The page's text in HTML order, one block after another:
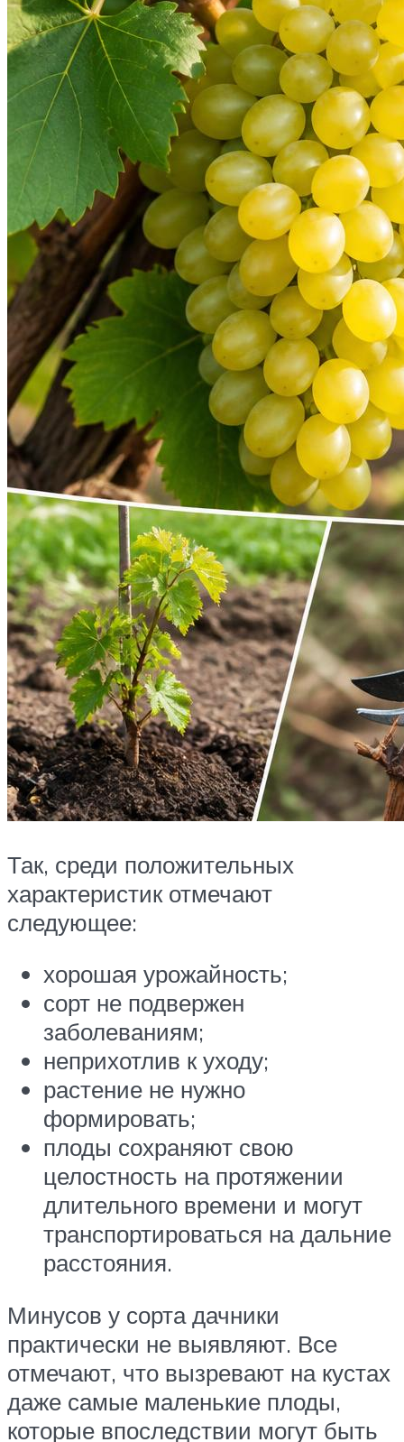
Так, среди положительных
характеристик отмечают
следующее:
хорошая урожайность;
сорт не подвержен
заболеваниям;
неприхотлив к уходу;
растение не нужно
формировать;
плоды сохраняют свою
целостность на протяжении
длительного времени и могут
транспортироваться на дальние
расстояния.
Минусов у сорта дачники
практически не выявляют. Все
отмечают, что вызревают на кустах
даже самые маленькие плоды,
которые впоследствии могут быть